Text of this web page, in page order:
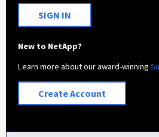
SIGN IN
New to NetApp?
Learn more about our award-winning
Create Account